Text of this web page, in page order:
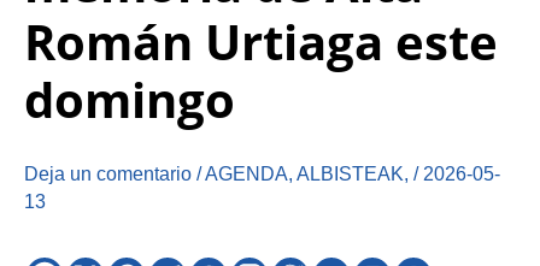
Román Urtiaga este
domingo
Deja un comentario /AGENDA, ALBISTEAK, / 2026-05-
13